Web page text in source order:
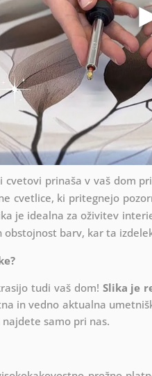
cvetovi prinaša v vaš dom
cvetlice, ki pritegnejo
je idealna za oživitev
obstojnost barv, kar ta
tudi vaš dom! Slika je
in vedno aktualna
samo pri nas.